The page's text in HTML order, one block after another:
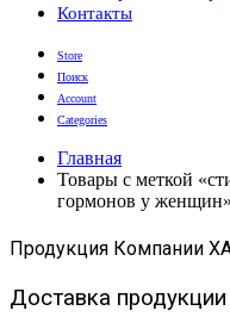
Контакты
Store
Поиск
Account
Categories
Главная
Товары с меткой
гормонов у женщин»
Продукция Компании
Доставка продукции